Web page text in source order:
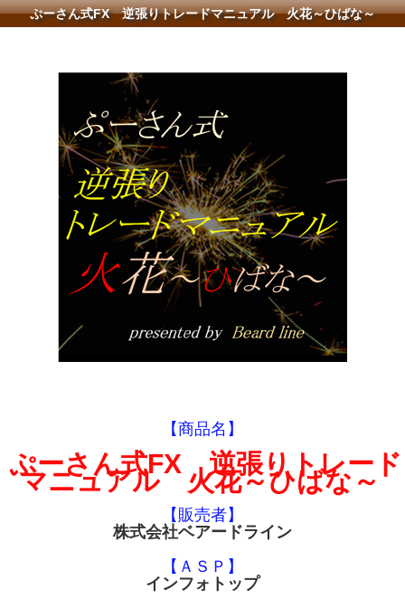
ぷーさん式FX 逆張りトレードマニュアル 火花～ひばな～
【商品名】
ぷーさん式FX 逆張りトレード
マニュアル 火花～ひばな～
【販売者】
株式会社ベアードライン
【ＡＳＰ】
インフォトップ